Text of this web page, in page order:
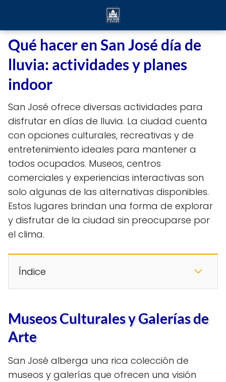
Qué hacer en San José día de
lluvia: actividades y planes
indoor
San José ofrece diversas actividades para
disfrutar en días de lluvia. La ciudad cuenta
con opciones culturales, recreativas y de
entretenimiento ideales para mantener a
todos ocupados. Museos, centros
comerciales y experiencias interactivas son
solo algunas de las alternativas disponibles.
Estos lugares brindan una forma de explorar
y disfrutar de la ciudad sin preocuparse por
el clima.
Índice
Museos Culturales y Galerías de
Arte
San José alberga una rica colección de
museos y galerías que ofrecen una visión